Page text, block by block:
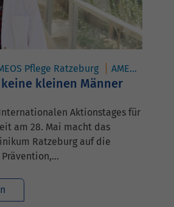
Pflege Ratzeburg AMEOS Reha Klinikum Ratzeburg
kleinen Männer
Aktionstages für
am 28. Mai macht das
Ratzeburg auf die